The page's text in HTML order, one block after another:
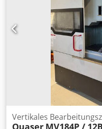
Vertikales
Quaser MV184P / 12B